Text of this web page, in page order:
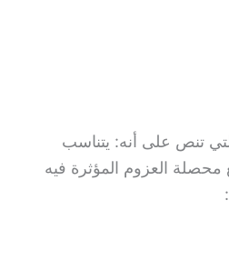
تنص على أنه: يتناسب
العزوم المؤثرة فيه